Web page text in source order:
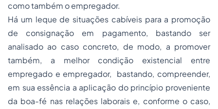
como também o empregador.
Há um leque de situações cabíveis para a promoção
de consignação em pagamento, bastando ser
analisado ao caso concreto, de modo, a promover
também, a melhor condição existencial entre
empregado e empregador, bastando, compreender,
em sua essência a aplicação do princípio proveniente
da boa-fé nas relações laborais e, conforme o caso,